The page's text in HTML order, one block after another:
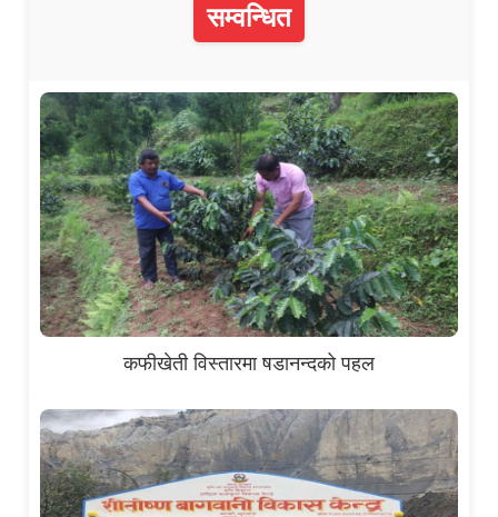
सम्वन्धित
कफीखेती विस्तारमा षडानन्दको पहल